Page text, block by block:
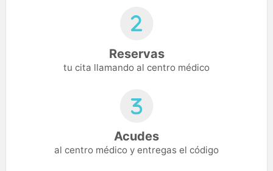
Reservas
tu cita llamando al centro médico
Acudes
al centro médico y entregas el código